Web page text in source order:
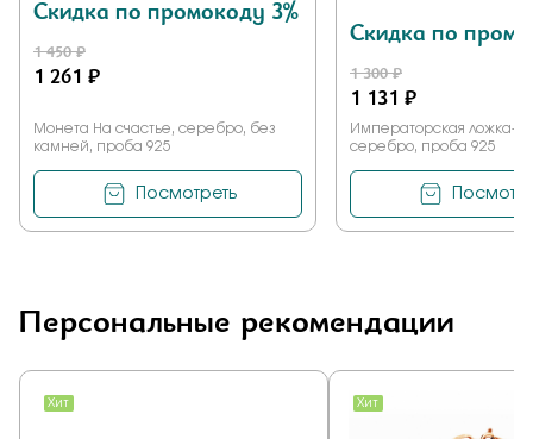
Скидка по промокоду 3%
1 450 ₽
1 261 ₽
Монета На счастье, серебро, без
камней, проба 925
Посмотреть
Скидка по
1 300 ₽
1 131 ₽
Императорская ложка-
серебро, проба 925
Персональные рекомендации